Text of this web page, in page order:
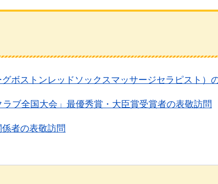
ボストンレッドソックスマッサージセラピスト）
ラブ全国大会」最優秀賞・大臣賞受賞者の表敬訪問
者の表敬訪問